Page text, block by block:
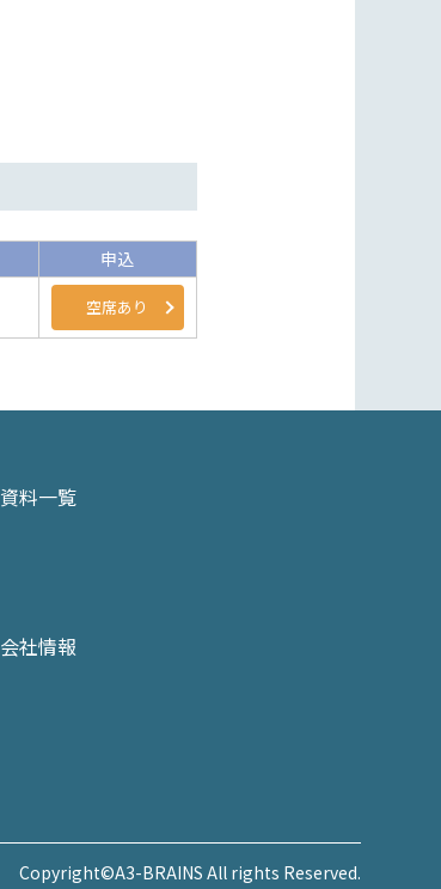
申込
空席あり
資料一覧
会社情報
Copyright©A3-BRAINS All rights Reserved.